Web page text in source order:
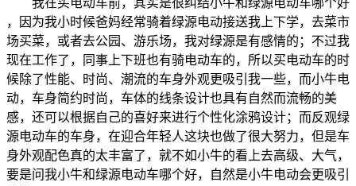
我在买电动车前，其实是很纠结小牛和绿源电动车哪个好
，因为我小时候爸妈经常骑着绿源电动接送我上下学，去菜市
场买菜，或者去公园、游乐场，我对绿源是有感情的；不过我
现在工作了，同事上下班也有骑电动车的，所以买电动车的时
候除了性能、时尚、潮流的车身外观更吸引我一些，而小牛电
动，车身简约时尚，车体的线条设计也具有自然而流畅的美
感，还可以根据自己的喜好来进行个性化涂鸦设计；而反观绿
源电动车的车身，在迎合年轻人这块也做了很大努力，但是车
身外观配色真的太丰富了，就不如小牛的看上去高级、大气，
要是问我小牛和绿源电动车哪个好，自然是小牛电动会更吸引